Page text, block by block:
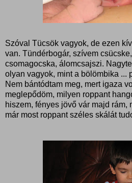
Szóval Tücsök vagyok, de ezen
van. Tündérbogár, szívem
csomagocska, álomcsajszi.
olyan vagyok, mint a bölömbika ...
Nem bántódtam meg, mert igaza
meglepődöm, milyen roppant
hiszem, fényes jövő vár majd rám,
már most roppant széles skálát